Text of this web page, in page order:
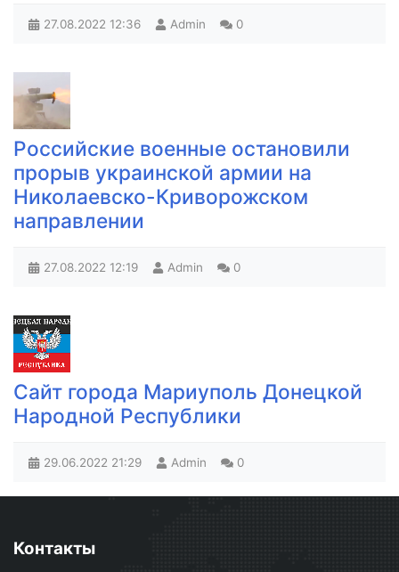
27.08.2022 12:36 Admin 0
Российские военные остановили
прорыв украинской армии на
Николаевско-Криворожском
направлении
27.08.2022 12:19 Admin 0
Сайт города Мариуполь Донецкой
Народной Республики
29.06.2022 21:29 Admin 0
Контакты